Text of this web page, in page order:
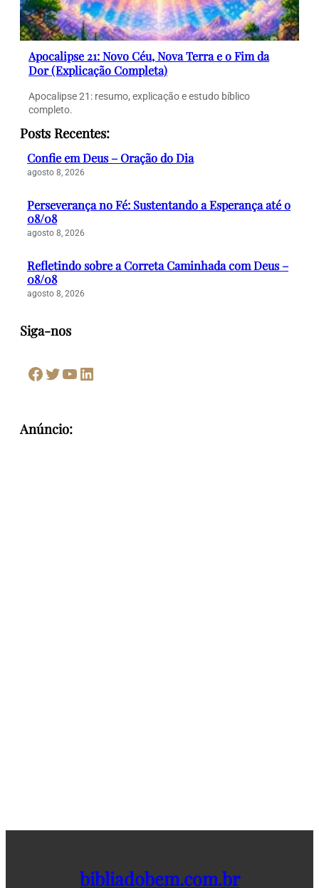
Apocalipse 21: Novo Céu, Nova Terra e o Fim da
Dor (Explicação Completa)
Apocalipse 21: resumo, explicação e estudo bíblico
completo.
Posts Recentes:
Confie em Deus – Oração do Dia
agosto 8, 2026
Perseverança no Fé: Sustentando a Esperança até o
08/08
agosto 8, 2026
Refletindo sobre a Correta Caminhada com Deus –
08/08
agosto 8, 2026
Siga-nos
Facebook Twitter Youtube LinkedIn
Anúncio:
bibliadobem.com.br